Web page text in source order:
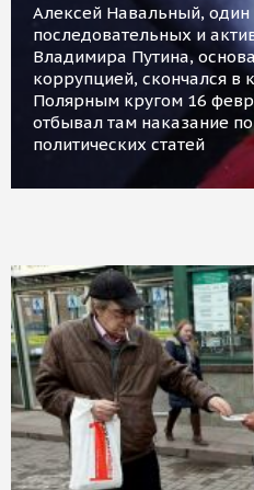
Алексей Навальный, один
последовательных и
Владимира Путина,
коррупцией, скончался в
Полярным кругом 16
отбывал там наказание
политических статей